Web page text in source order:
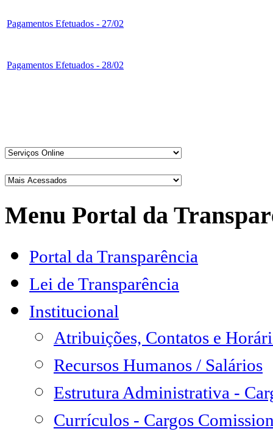
Pagamentos Efetuados - 27/02
Pagamentos Efetuados - 28/02
Menu Portal da
Portal da Transparência
Lei de Transparência
Institucional
Atribuições, Contatos e
Recursos Humanos / Salários
Estrutura Administrativa -
Currículos - Cargos